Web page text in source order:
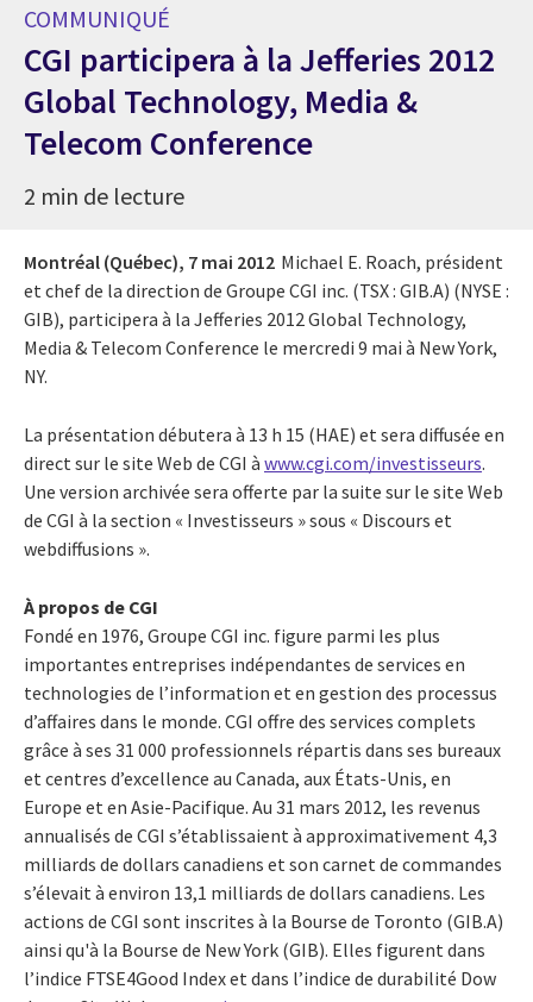
COMMUNIQUÉ
CGI participera à la Jefferies 2012
Global Technology, Media &
Telecom Conference
2 min de lecture
Montréal (Québec), 7 mai 2012 Michael E. Roach, président
et chef de la direction de Groupe CGI inc. (TSX : GIB.A) (NYSE :
GIB), participera à la Jefferies 2012 Global Technology,
Media & Telecom Conference le mercredi 9 mai à New York,
NY.
La présentation débutera à 13 h 15 (HAE) et sera diffusée en
direct sur le site Web de CGI à www.cgi.com/investisseurs.
Une version archivée sera offerte par la suite sur le site Web
de CGI à la section « Investisseurs » sous « Discours et
webdiffusions ».
À propos de CGI
Fondé en 1976, Groupe CGI inc. figure parmi les plus
importantes entreprises indépendantes de services en
technologies de l’information et en gestion des processus
d’affaires dans le monde. CGI offre des services complets
grâce à ses 31 000 professionnels répartis dans ses bureaux
et centres d’excellence au Canada, aux États-Unis, en
Europe et en Asie-Pacifique. Au 31 mars 2012, les revenus
annualisés de CGI s’établissaient à approximativement 4,3
milliards de dollars canadiens et son carnet de commandes
s’élevait à environ 13,1 milliards de dollars canadiens. Les
actions de CGI sont inscrites à la Bourse de Toronto (GIB.A)
ainsi qu'à la Bourse de New York (GIB). Elles figurent dans
l’indice FTSE4Good Index et dans l’indice de durabilité Dow